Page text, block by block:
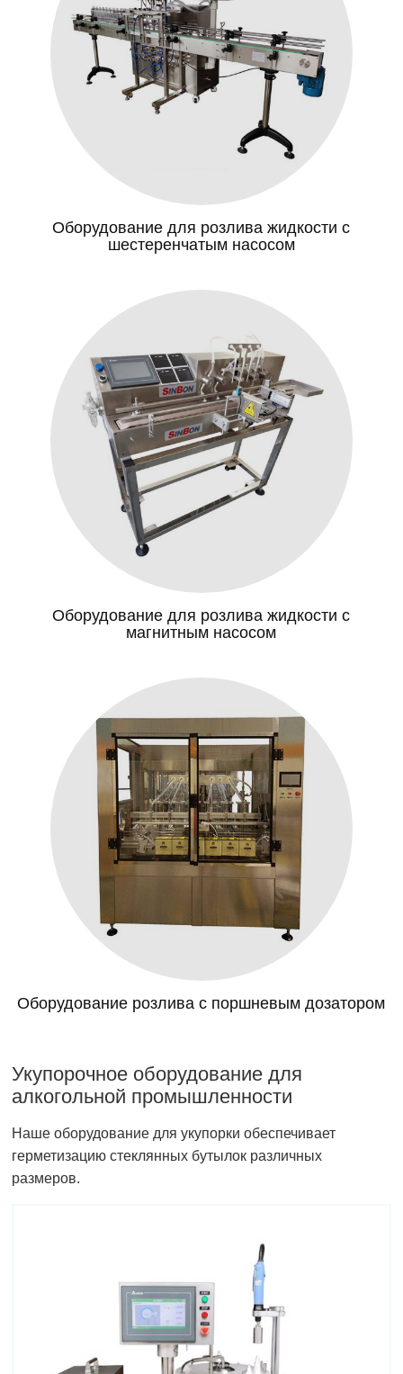
Оборудование для розлива жидкости с
шестеренчатым насосом
Оборудование для розлива жидкости с
магнитным насосом
Оборудование розлива с поршневым дозатором
Укупорочное оборудование для
алкогольной промышленности
Наше оборудование для укупорки обеспечивает
герметизацию стеклянных бутылок различных
размеров.